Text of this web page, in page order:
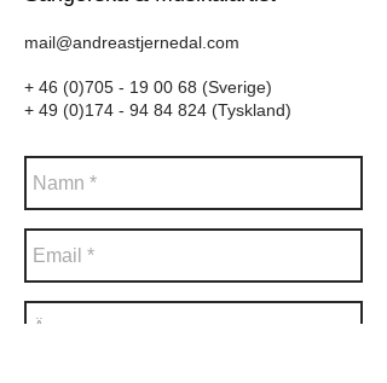
mail@andreastjernedal.com
+ 46 (0)705 - 19 00 68 (Sverige)
+ 49 (0)174 - 94 84 824 (Tyskland)